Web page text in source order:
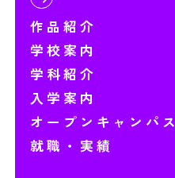
作品紹介
学校案内
学科紹介
入学案内
オープンキャンパス
就職・実績